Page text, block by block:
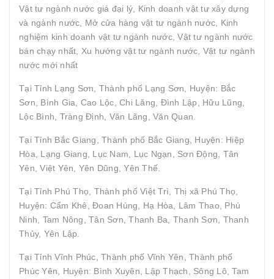
Vật tư ngành nước giá đại lý, Kinh doanh vật tư xây dựng
và ngành nước, Mở cửa hàng vật tư ngành nước, Kinh
nghiệm kinh doanh vật tư ngành nước, Vật tư ngành nước
bán chạy nhất, Xu hướng vật tư ngành nước, Vật tư ngành
nước mới nhất
Tại Tỉnh Lạng Sơn, Thành phố Lạng Sơn, Huyện: Bắc
Sơn, Bình Gia, Cao Lộc, Chi Lăng, Đình Lập, Hữu Lũng,
Lộc Bình, Tràng Định, Văn Lãng, Văn Quan.
Tại Tỉnh Bắc Giang, Thành phố Bắc Giang, Huyện: Hiệp
Hòa, Lạng Giang, Lục Nam, Lục Ngạn, Sơn Động, Tân
Yên, Việt Yên, Yên Dũng, Yên Thế.
Tại Tỉnh Phú Thọ, Thành phố Việt Trì, Thị xã Phú Thọ,
Huyện: Cẩm Khê, Đoan Hùng, Hạ Hòa, Lâm Thao, Phù
Ninh, Tam Nông, Tân Sơn, Thanh Ba, Thanh Sơn, Thanh
Thủy, Yên Lập.
Tại Tỉnh Vĩnh Phúc, Thành phố Vĩnh Yên, Thành phố
Phúc Yên, Huyện: Bình Xuyên, Lập Thạch, Sông Lô, Tam